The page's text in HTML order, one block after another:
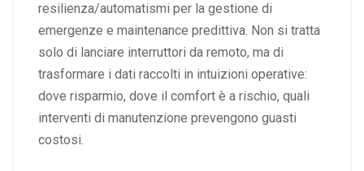
resilienza/automatismi per la gestione di
emergenze e maintenance predittiva. Non si tratta
solo di lanciare interruttori da remoto, ma di
trasformare i dati raccolti in intuizioni operative:
dove risparmio, dove il comfort è a rischio, quali
interventi di manutenzione prevengono guasti
costosi.